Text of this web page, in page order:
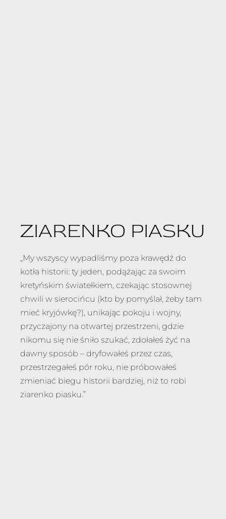
ZIARENKO PIASKU
„My wszyscy wypadliśmy poza krawędź do
kotła historii: ty jeden, podążając za swoim
kretyńskim światełkiem, czekając stosownej
chwili w sierocińcu (kto by pomyślał, żeby tam
mieć kryjówkę?), unikając pokoju i wojny,
przyczajony na otwartej przestrzeni, gdzie
nikomu się nie śniło szukać, zdołałeś żyć na
dawny sposób – dryfowałeś przez czas,
przestrzegałeś pór roku, nie próbowałeś
zmieniać biegu historii bardziej, niż to robi
ziarenko piasku.”